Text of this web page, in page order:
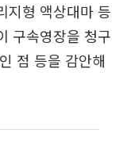
지형 액상대마 등
구속영장을 청구
점 등을 감안해